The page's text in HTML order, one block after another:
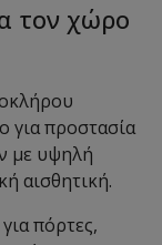
τον χώρο
για προστασία
με υψηλή
αισθητική.
πόρτες,